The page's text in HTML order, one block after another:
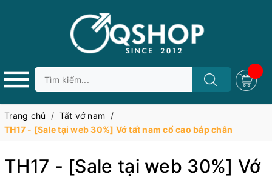
Trang chủ / Tất vớ nam
/
TH17 - [Sale tại web 30%] Vớ tất nam cổ cao bắp chân
TH17 - [Sale tại web 30%] Vớ